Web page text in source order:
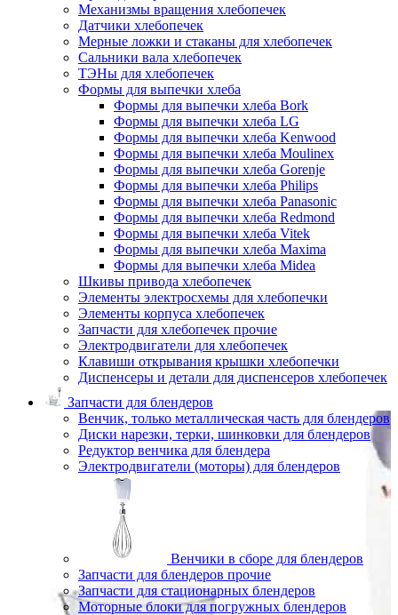
Механизмы вращения хлебопечек
Датчики хлебопечек
Мерные ложки и стаканы для хлебопечек
Сальники вала хлебопечек
ТЭНы для хлебопечек
Формы для выпечки хлеба
Формы для выпечки хлеба Bork
Формы для выпечки хлеба LG
Формы для выпечки хлеба Kenwood
Формы для выпечки хлеба Moulinex
Формы для выпечки хлеба Gorenje
Формы для выпечки хлеба Philips
Формы для выпечки хлеба Panasonic
Формы для выпечки хлеба Redmond
Формы для выпечки хлеба Vitek
Формы для выпечки хлеба Maxima
Формы для выпечки хлеба Midea
Шкивы привода хлебопечек
Элементы электросхемы для хлебопечки
Элементы корпуса хлебопечек
Запчасти для хлебопечек прочие
Электродвигатели для хлебопечек
Клавиши открывания крышки хлебопечки
Диспенсеры и детали для диспенсеров хлебопечек
Запчасти для блендеров
Венчик, только металлическая часть для блендеров
Диски нарезки, терки, шинковки для блендеров
Редуктор венчика для блендера
Электродвигатели (моторы) для блендеров
Венчики в сборе для блендеров
Запчасти для блендеров прочие
Запчасти для стационарных блендеров
Моторные блоки для погружных блендеров